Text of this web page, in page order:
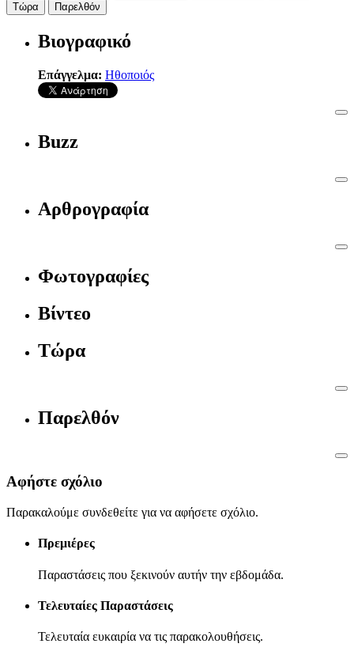
Τώρα
Παρελθόν
Βιογραφικό
Επάγγελμα: Ηθοποιός
Buzz
Αρθρογραφία
Φωτογραφίες
Βίντεο
Τώρα
Παρελθόν
Αφήστε σχόλιο
Παρακαλούμε συνδεθείτε για να αφήσετε σχόλιο.
Πρεμιέρες
Παραστάσεις που ξεκινούν αυτήν την εβδομάδα.
Τελευταίες Παραστάσεις
Τελευταία ευκαιρία να τις παρακολουθήσεις.